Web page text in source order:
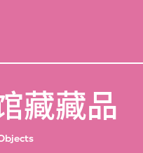
藏藏品